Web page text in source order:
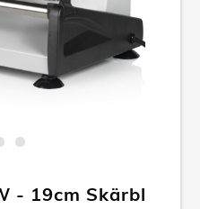
- 19cm Skärbl